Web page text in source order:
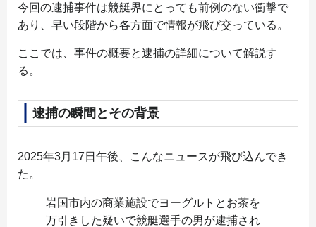
今回の逮捕事件は競艇界にとっても前例のない衝撃で
あり、早い段階から各方面で情報が飛び交っている。
ここでは、事件の概要と逮捕の詳細について解説す
る。
逮捕の瞬間とその背景
2025年3月17日午後、こんなニュースが飛び込んでき
た。
岩国市内の商業施設でヨーグルトとお茶を
万引きした疑いで競艇選手の男が逮捕され